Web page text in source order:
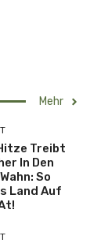
Mehr
Treibt
In Den
So
Land Auf